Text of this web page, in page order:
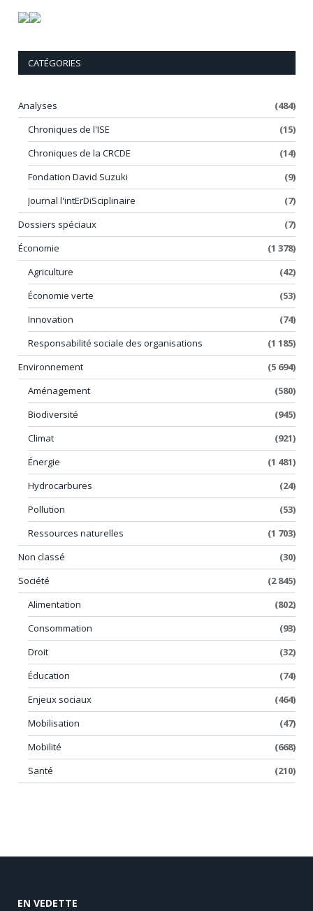
CATÉGORIES
Analyses
(484)
Chroniques de l'ISE
(15)
Chroniques de la CRCDE
(14)
Fondation David Suzuki
(9)
Journal l'intErDiSciplinaire
(7)
Dossiers spéciaux
(7)
Économie
(1 378)
Agriculture
(42)
Économie verte
(53)
Innovation
(74)
Responsabilité sociale des organisations
(1 185)
Environnement
(5 694)
Aménagement
(580)
Biodiversité
(945)
Climat
(921)
Énergie
(1 481)
Hydrocarbures
(24)
Pollution
(53)
Ressources naturelles
(1 703)
Non classé
(30)
Société
(2 845)
Alimentation
(802)
Consommation
(93)
Droit
(32)
Éducation
(74)
Enjeux sociaux
(464)
Mobilisation
(47)
Mobilité
(668)
Santé
(210)
EN VEDETTE